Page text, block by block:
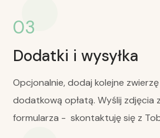
03
Dodatki i wysyłka
Opcjonalnie, dodaj kolejne
dodatkową opłatą. Wyślij zdjęcia
formularza - skontaktuję się z